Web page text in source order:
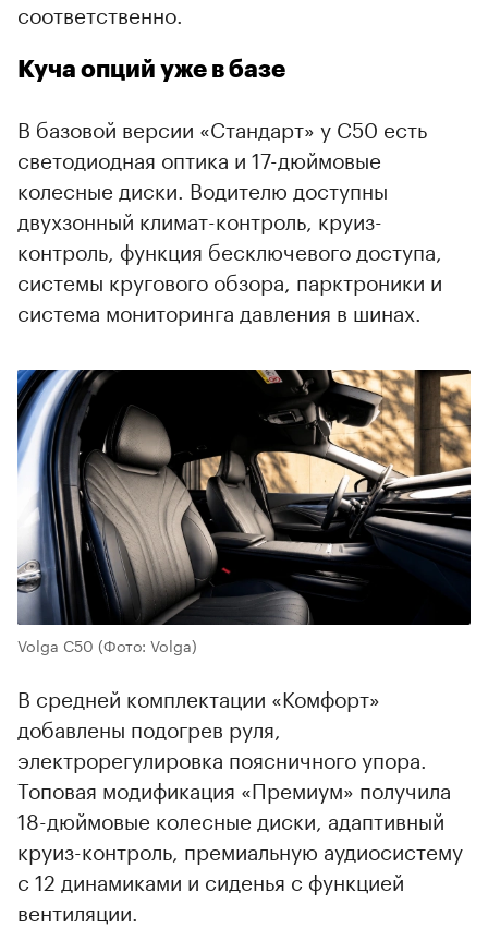
соответственно.
Куча опций уже в базе
В базовой версии «Стандарт» у C50 есть
светодиодная оптика и 17-дюймовые
колесные диски. Водителю доступны
двухзонный климат-контроль, круиз-
контроль, функция бесключевого доступа,
системы кругового обзора, парктроники и
система мониторинга давления в шинах.
Volga C50 (Фото: Volga)
В средней комплектации «Комфорт»
добавлены подогрев руля,
электрорегулировка поясничного упора.
Топовая модификация «Премиум» получила
18-дюймовые колесные диски, адаптивный
круиз-контроль, премиальную аудиосистему
с 12 динамиками и сиденья с функцией
вентиляции.